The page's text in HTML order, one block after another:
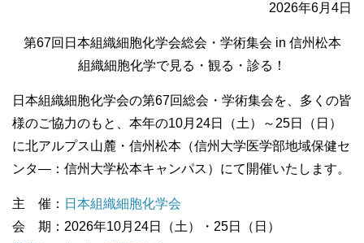
2026年6月4日
第67回日本組織細胞化学会総会・学術集会 in 信州松本
組織細胞化学で見る・観る・診る！
日本組織細胞化学会の第67回総会・学術集会を、多くの皆
様のご協力のもと、本年の10月24日（土）～25日（日）
に北アルプス山麓・信州松本（信州大学医学部地域保健セ
ンタ―：信州大学松本キャンパス）にて開催いたします。
主 催： 日本組織細胞化学会
会 期：2026年10月24日（土）・25日（日）